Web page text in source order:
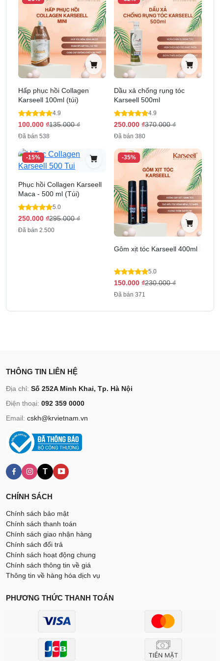
hồi.
Cách kiểm tra hàng chính hãng
Date in laze.
Dập nổi chữ Karseell ở viền túi.
Hấp phục hồi Collagen
Karseell 100ml (túi)
4.9
100.000 ₫135.000₫
Đã bán 538
Dầu xả chống rụng tóc
Karseell 500ml
4.9
250.000 ₫370.000₫
Đã bán 380
-15%
Phục hồi Collagen Karseell
Maca - 500 ml (Túi)
5.0
250.000 ₫295.000₫
Đã bán 2.500
-35%
Gôm xịt tóc Karseell 400ml
5.0
150.000 ₫230.000₫
Đã bán 371
THÔNG TIN LIÊN HỆ
Địa chỉ: Số 252A Minh Khai, Tp. Hà Nội
Điện thoại: 092 359 0000
Email: cskh@krvietnam.vn
T
CHÍNH SÁCH
Chính sách bảo mật
Chính sách thanh toán
Chính sách giao nhận hàng
Chính sách đổi trả
Chính sách hoạt động chung
Chính sách thông tin về giá
Thông tin về hàng hóa dịch vụ
PHƯƠNG THỨC THANH TOÁN